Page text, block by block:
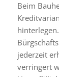
Beim
jederzeit
verringert